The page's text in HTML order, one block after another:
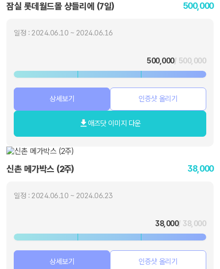
잠실 롯데월드몰 샹들리에 (7일) 500,000
일정 : 2024.06.10 ~ 2024.06.16
500,000/ 500,000
상세보기 인증샷 올리기
애즈닷 이미지 다운
신촌 메가박스 (2주) 38,000
일정 : 2024.06.10 ~ 2024.06.23
38,000/ 38,000
상세보기 인증샷 올리기